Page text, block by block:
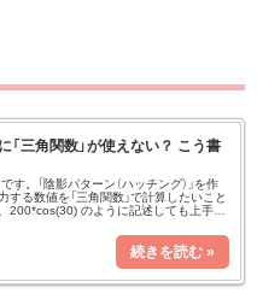
「三角関数」が使えない？ こう書
す。「陰影パターン（ハッチング）」を作
する数値を「三角関数」で計算したいこと
200*cos(30) のように記述しても上手く